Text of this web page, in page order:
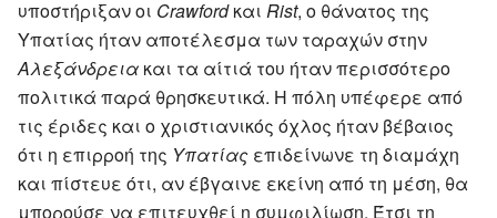
υποστήριξαν οι Crawfordκαι Rist, ο θάνατος της
Υπατίας ήταν αποτέλεσμα των ταραχών στην
Αλεξάνδρεια και τα αίτιά του ήταν περισσότερο
πολιτικά παρά θρησκευτικά. Η πόλη υπέφερε από
τις έριδες και ο χριστιανικός όχλος ήταν βέβαιος
ότι η επιρροή της Υπατίας επιδείνωνε τη διαμάχη
και πίστευε ότι, αν έβγαινε εκείνη από τη μέση, θα
μπορούσε να επιτευχθεί η συμφιλίωση. Έτσι τη